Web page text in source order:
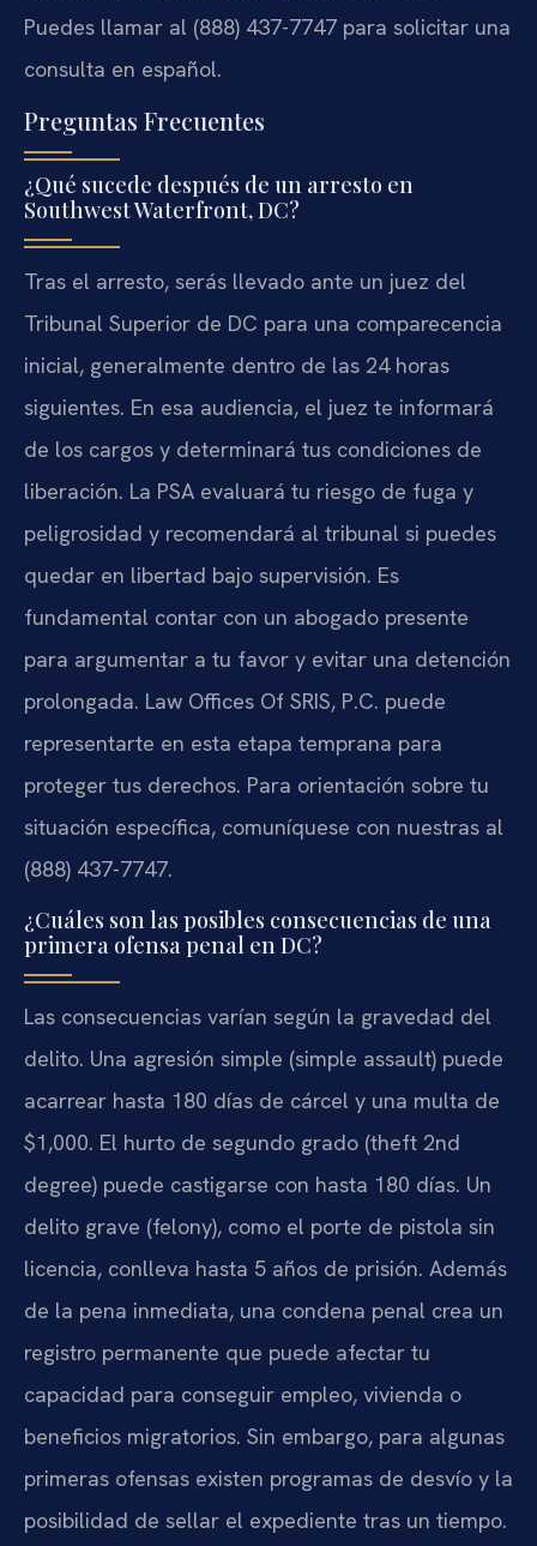
Puedes llamar al (888) 437-7747 para solicitar una
consulta en español.
Preguntas Frecuentes
¿Qué sucede después de un arresto en
Southwest Waterfront, DC?
Tras el arresto, serás llevado ante un juez del
Tribunal Superior de DC para una comparecencia
inicial, generalmente dentro de las 24 horas
siguientes. En esa audiencia, el juez te informará
de los cargos y determinará tus condiciones de
liberación. La PSA evaluará tu riesgo de fuga y
peligrosidad y recomendará al tribunal si puedes
quedar en libertad bajo supervisión. Es
fundamental contar con un abogado presente
para argumentar a tu favor y evitar una detención
prolongada. Law Offices Of SRIS, P.C. puede
representarte en esta etapa temprana para
proteger tus derechos. Para orientación sobre tu
situación específica, comuníquese con nuestras al
(888) 437-7747.
¿Cuáles son las posibles consecuencias de una
primera ofensa penal en DC?
Las consecuencias varían según la gravedad del
delito. Una agresión simple (simple assault) puede
acarrear hasta 180 días de cárcel y una multa de
$1,000. El hurto de segundo grado (theft 2nd
degree) puede castigarse con hasta 180 días. Un
delito grave (felony), como el porte de pistola sin
licencia, conlleva hasta 5 años de prisión. Además
de la pena inmediata, una condena penal crea un
registro permanente que puede afectar tu
capacidad para conseguir empleo, vivienda o
beneficios migratorios. Sin embargo, para algunas
primeras ofensas existen programas de desvío y la
posibilidad de sellar el expediente tras un tiempo.